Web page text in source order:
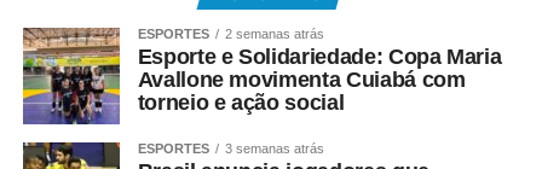
“Na Comissão, desenvolvemos um trabalho de
orientação, oferecendo estudos, diagnósticos e subsídios
para o aperfeiçoamento das políticas públicas. Nosso
objetivo é ampliar o conhecimento sobre a Reforma
Tributária e mostrar as potencialidades dos municípios
para se adaptarem ao novo modelo, cuja transição
ESPORTES 2 semanas atrás
Esporte e Solidariedade: Copa Maria
Avallone movimenta Cuiabá com
torneio e ação social
ESPORTES 3 semanas atrás